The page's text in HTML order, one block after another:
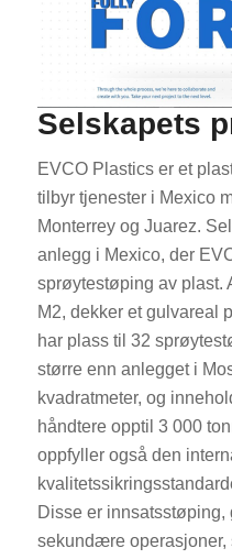
Selskapets
EVCO Plastics er et
tilbyr tjenester i Mexico
Monterrey og Juarez.
anlegg i Mexico, der
sprøytestøping av plast.
M2, dekker et gulvareal
har plass til 32
større enn anlegget i
kvadratmeter, og
håndtere opptil 3 000
oppfyller også den
Disse er
sekundære operasjoner,